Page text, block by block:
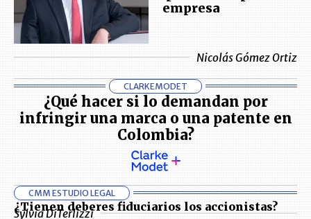
empresa
Nicolás Gómez Ortiz
CLARKEMODET
¿Qué hacer si lo demandan por
infringir una marca o una patente en
Colombia?
CMM ESTUDIO LEGAL
¿Tienen deberes fiduciarios los accionistas?
Sylvia DiTerlizzi